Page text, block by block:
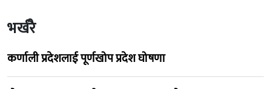
भर्खरै
कर्णाली प्रदेशलाई पूर्णखोप प्रदेश घोषणा